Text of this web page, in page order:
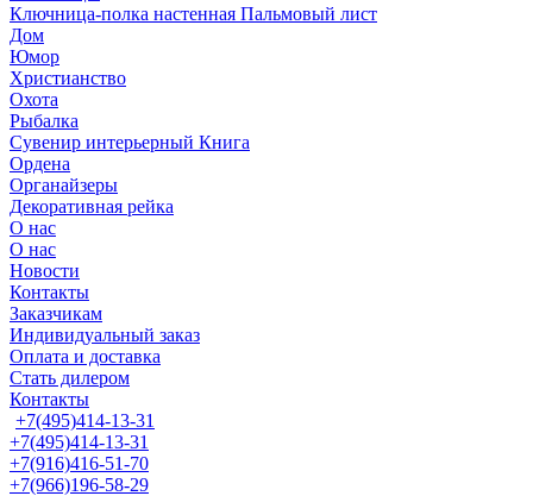
Ключница-полка настенная Пальмовый лист
Дом
Юмор
Христианство
Охота
Рыбалка
Сувенир интерьерный Книга
Ордена
Органайзеры
Декоративная рейка
О нас
О нас
Новости
Контакты
Заказчикам
Индивидуальный заказ
Оплата и доставка
Стать дилером
Контакты
+7(495)414-13-31
+7(495)414-13-31
+7(916)416-51-70
+7(966)196-58-29